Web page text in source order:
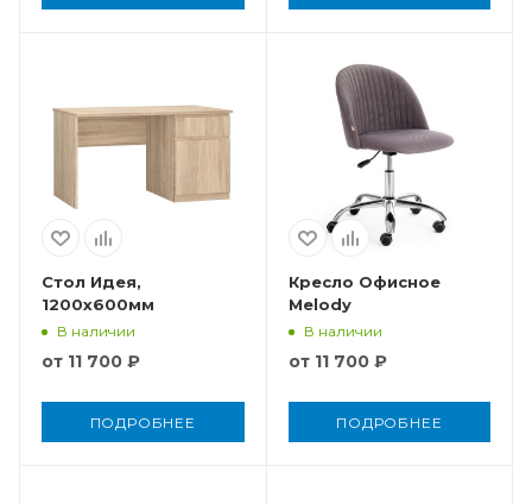
Стол Идея,
1200x600мм
В наличии
от 11 700 ₽
ПОДРОБНЕЕ
Кресло Офисное
Melody
В наличии
от 11 700 ₽
ПОДРОБНЕЕ